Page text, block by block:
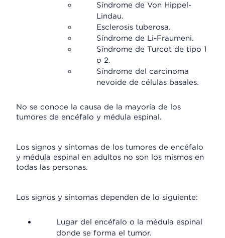
Síndrome de Von Hippel-
Lindau.
Esclerosis tuberosa.
Síndrome de Li-Fraumeni.
Síndrome de Turcot de tipo 1
o 2.
Síndrome del carcinoma
nevoide de células basales.
No se conoce la causa de la mayoría de los
tumores de encéfalo y médula espinal.
Los signos y síntomas de los tumores de encéfalo
y médula espinal en adultos no son los mismos en
todas las personas.
Los signos y síntomas dependen de lo siguiente:
Lugar del encéfalo o la médula espinal
donde se forma el tumor.